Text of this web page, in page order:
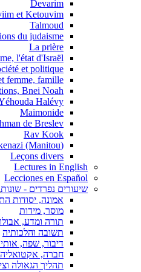
Devarim
et Ketouvim
Talmoud
du judaisme
La prière
l'état d'Israël
et politique
femme, famille
Bnei Noah
Halévy
Maimonide
de Breslev
Rav Kook
(Rav Askenazi (Manitou
Leçons divers
Lectures in English
Lecciones en Español
שיעורים נפרדים - שונות
אמונה, יסודות
מוסר, מידות
תורה ומדע,
תשובה והלכותיה
דיבור, שפה,
חברה, אקטואליה
תהליך הגאולה